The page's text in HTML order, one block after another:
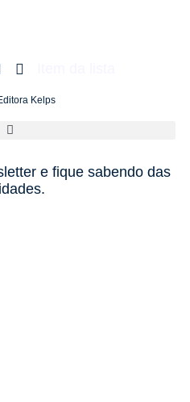
Kelps
e fique sabendo das